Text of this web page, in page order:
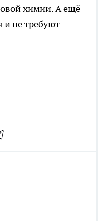
химии. А ещё
и не требуют